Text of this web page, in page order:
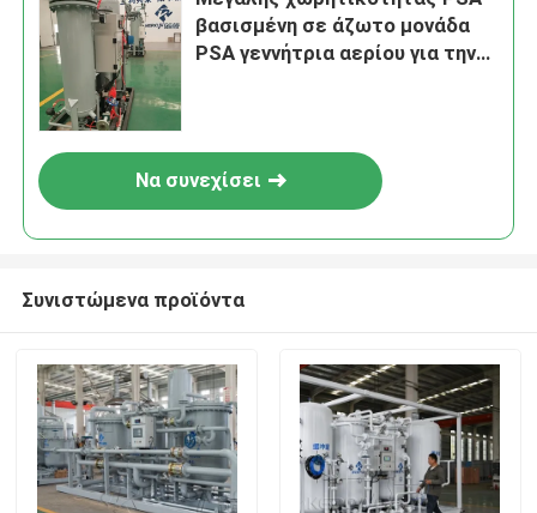
βασισμένη σε άζωτο μονάδα
PSA γεννήτρια αερίου για την
Να συνεχίσει
Συνιστώμενα προϊόντα